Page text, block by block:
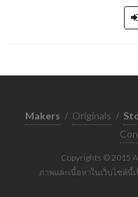
Makers / Originals /
Copyrights © 2015
ภาพและเนื้อหาในเว็บไซต์